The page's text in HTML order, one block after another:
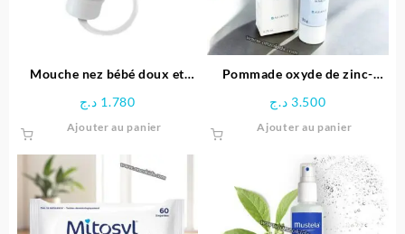
Mouche nez bébé doux et
1.780 د.ج
Ajouter au panier
Pommade oxyde de zinc-
3.500 د.ج
Ajouter au panier